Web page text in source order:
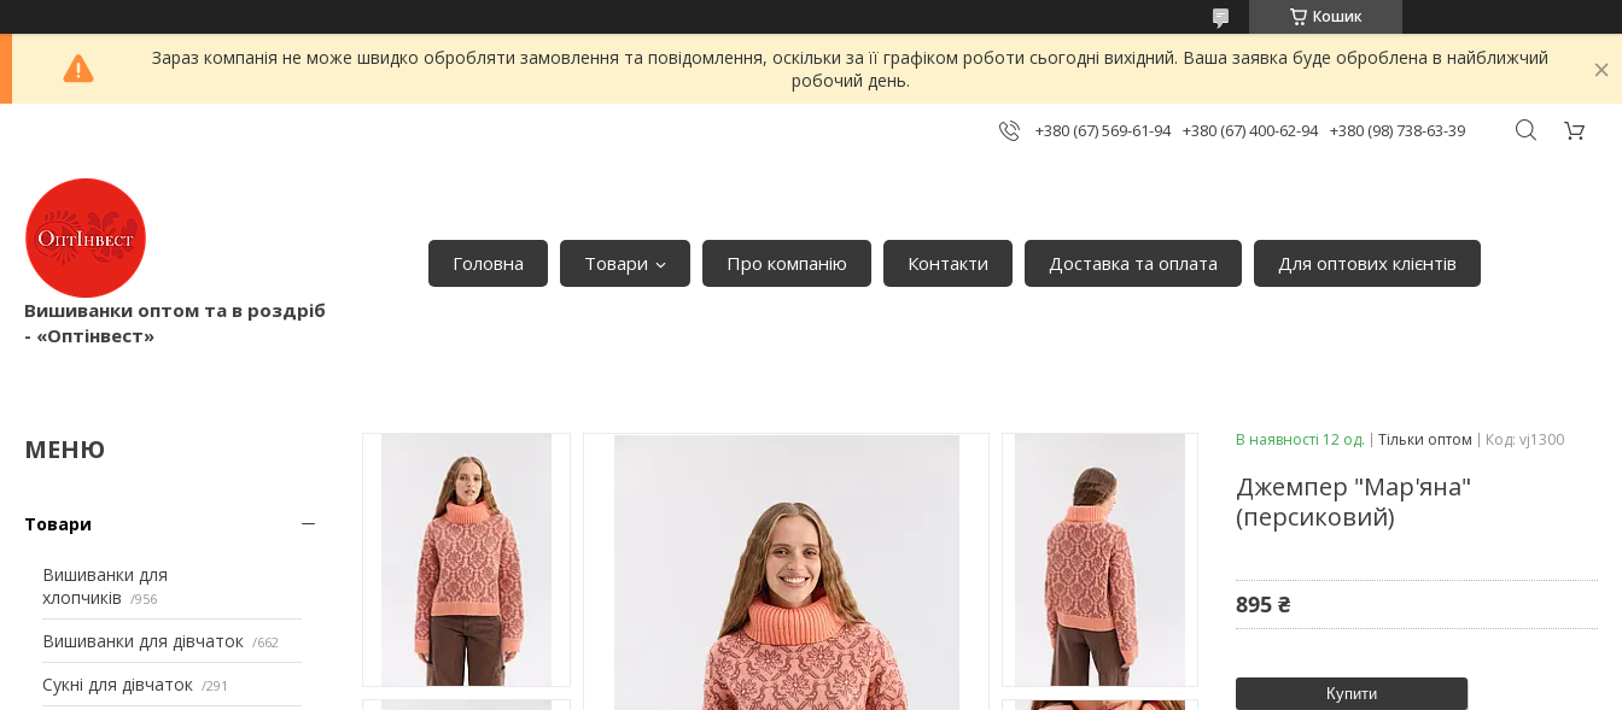
Кошик
Зараз компанія не може швидко обробляти замовлення та повідомлення, оскільки за її графіком роботи сьогодні вихідний. Ваша заявка буде оброблена в найближчий
робочий день.
+380 (67) 569-61-94 +380 (67) 400-62-94 +380 (98) 738-63-39
Вишиванки оптом та в роздріб
- «Оптінвест»
Головна Товари Про компанію Контакти Доставка та оплата Для оптових клієнтів
Товари
Вишиванки для
хлопчиків
956
Вишиванки для дівчаток 662
Сукні для дівчаток 291
В наявності 12 од. Тільки оптом Код: vj1300
Джемпер "Мар'яна"
(персиковий)
895 ₴
Купити